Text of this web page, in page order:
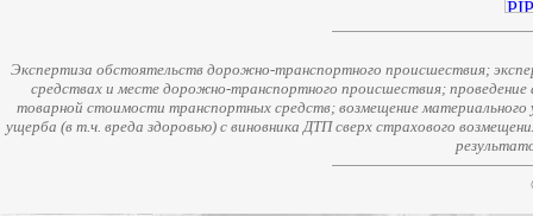
Экспертиза обстоятельств дорожно-транспортного происшествия;
средствах и месте дорожно-транспортного происшествия;
товарной стоимости транспортных средств; возмещение
ущерба (в т.ч. вреда здоровью) с виновника ДТП сверх страхового